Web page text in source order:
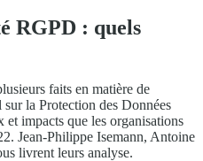
RGPD : quels
faits en matière de
la Protection des Données
impacts que les organisations
Jean-Philippe Isemann, Antoine
livrent leurs analyse.